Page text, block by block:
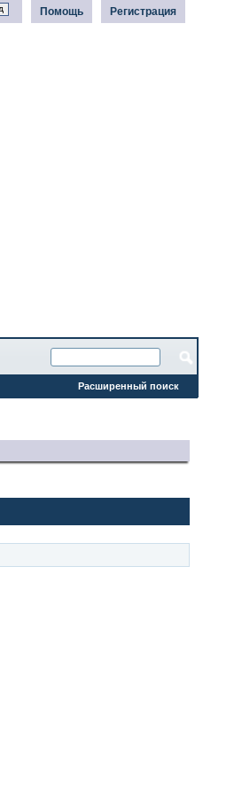
Регистрация
Помощь
Расширенный поиск